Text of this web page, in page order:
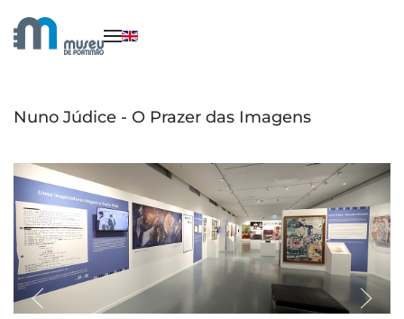
Saltar para o conteúdo principal
Nuno Júdice - O Prazer das Imagens